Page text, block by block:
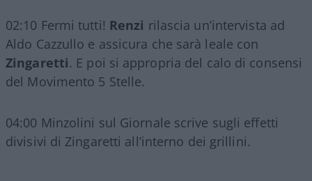
02:10 Fermi tutti! Renzi rilascia un’intervista ad
Aldo Cazzullo e assicura che sarà leale con
Zingaretti. E poi si appropria del calo di consensi
del Movimento 5 Stelle.
04:00 Minzolini sul Giornale scrive sugli effetti
divisivi di Zingaretti all’interno dei grillini.